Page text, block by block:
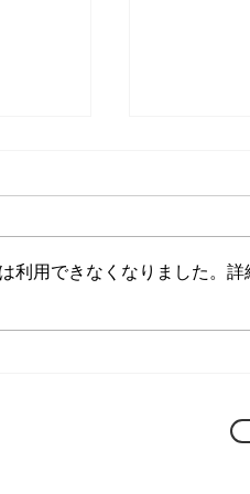
あた
８月１０
利用できなくなりました。